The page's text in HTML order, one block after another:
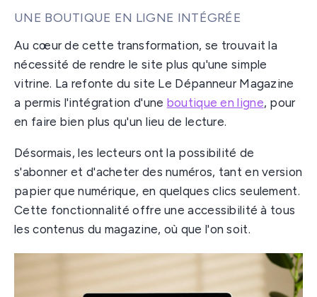
UNE BOUTIQUE EN LIGNE INTÉGRÉE
Au cœur de cette transformation, se trouvait la
nécessité de rendre le site plus qu'une simple
vitrine. La refonte du site Le Dépanneur Magazine
a permis l'intégration d'une boutique en ligne, pour
en faire bien plus qu'un lieu de lecture.
Désormais, les lecteurs ont la possibilité de
s'abonner et d'acheter des numéros, tant en version
papier que numérique, en quelques clics seulement.
Cette fonctionnalité offre une accessibilité à tous
les contenus du magazine, où que l'on soit.